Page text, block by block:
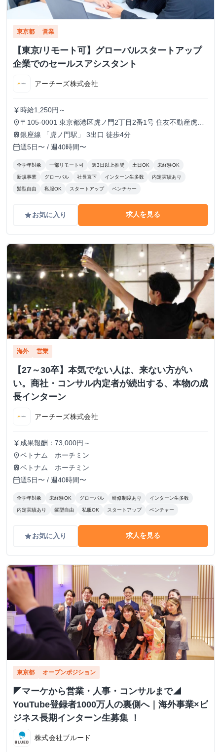
東京都 営業
【東京/リモート可】グローバルスタートアップ
企業でのセールスアシスタント
アーチーズ株式会社
currency_yen 時給1,250円～
place 〒105-0001 東京都港区虎ノ門2丁目2番1号 住友不動産虎ノ
門タワー 16階
train銀座線 「虎ノ門駅」 3出口 徒歩4分
calendar_today週5日〜 / 週40時間〜
全学年対象 一部リモート可 週3日以上推奨 土日OK 未経験OK
新規事業 グローバル 社長直下 インターン生多数 内定実績あり
髪型自由 私服OK スタートアップ ベンチャー
gradeお気に入り 求人を見る
海外 営業
【27～30卒】本気でない人は、来ない方がい
い。商社・コンサル内定者が続出する、本物の成
長インターン
アーチーズ株式会社
currency_yen 成果報酬：73,000円～
placeベトナム ホーチミン
trainベトナム ホーチミン
calendar_today週5日〜 / 週40時間〜
全学年対象 未経験OK グローバル 研修制度あり インターン生多数
内定実績あり 髪型自由 私服OK スタートアップ ベンチャー
gradeお気に入り 求人を見る
東京都 オープンポジション
◤マーケから営業・人事・コンサルまで◢
YouTube登録者1000万人の裏側へ｜海外事業×ビ
ジネス長期インターン生募集 ！
株式会社ブルード